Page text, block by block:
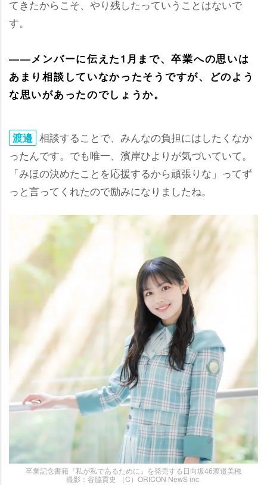
てきたからこそ、やり残したっていうことはないで
す。
――メンバーに伝えた1月まで、卒業への思いは
あまり相談していなかったそうですが、どのよう
な思いがあったのでしょうか。
渡邉 相談することで、みんなの負担にはしたくなか
ったんです。でも唯一、濱岸ひよりが気づいていて。
「みほの決めたことを応援するから頑張りな」ってず
っと言ってくれたので励みになりましたね。
卒業記念書籍『私が私であるために』を発売する日向坂46渡邉美穂
撮影：谷脇貢史 （C）ORICON NewS inc.